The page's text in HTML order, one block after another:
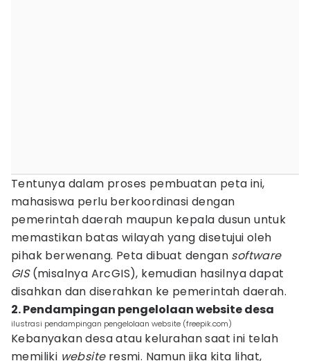
Tentunya dalam proses pembuatan peta ini,
mahasiswa perlu berkoordinasi dengan
pemerintah daerah maupun kepala dusun untuk
memastikan batas wilayah yang disetujui oleh
pihak berwenang. Peta dibuat dengan software
GIS(misalnya ArcGIS), kemudian hasilnya dapat
disahkan dan diserahkan ke pemerintah daerah.
2. Pendampingan pengelolaan website desa
ilustrasi pendampingan pengelolaan website (freepik.com)
Kebanyakan desa atau kelurahan saat ini telah
memiliki websiteresmi. Namun jika kita lihat,